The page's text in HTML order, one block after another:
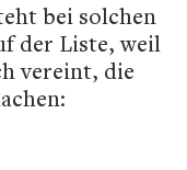
bei solchen
der Liste, weil
vereint, die